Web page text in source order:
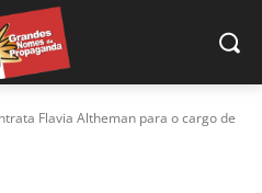
Flavia Altheman para o cargo de